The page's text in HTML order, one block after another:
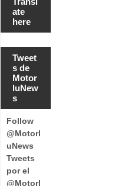
ate
here
Tweet
s de
Motor
luNew
s
Follow
@Motorl
uNews
Tweets
por el
@Motorl